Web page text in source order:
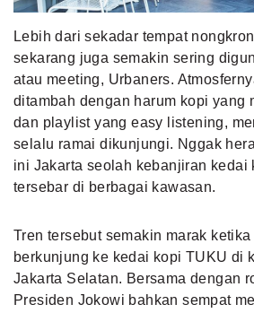
Lebih dari sekadar tempat
sekarang juga semakin sering
atau meeting, Urbaners.
ditambah dengan harum kopi yang
dan playlist yang easy listening,
selalu ramai dikunjungi. Nggak
ini Jakarta seolah kebanjiran kedai
tersebar di berbagai kawasan.
Tren tersebut semakin marak
berkunjung ke kedai kopi TUKU di
Jakarta Selatan. Bersama dengan
Presiden Jokowi bahkan sempat